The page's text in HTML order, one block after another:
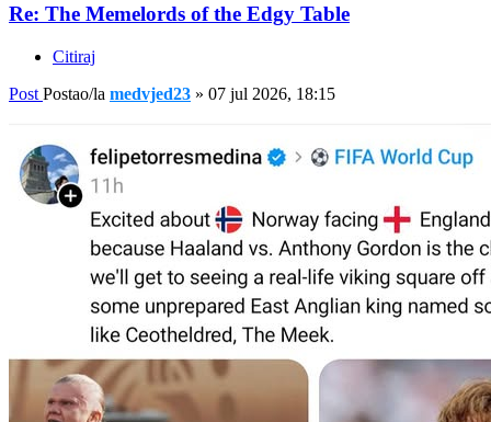
Re: The Memelords of the Edgy Table
Citiraj
Post Postao/la medvjed23 » 07 jul 2026, 18:15